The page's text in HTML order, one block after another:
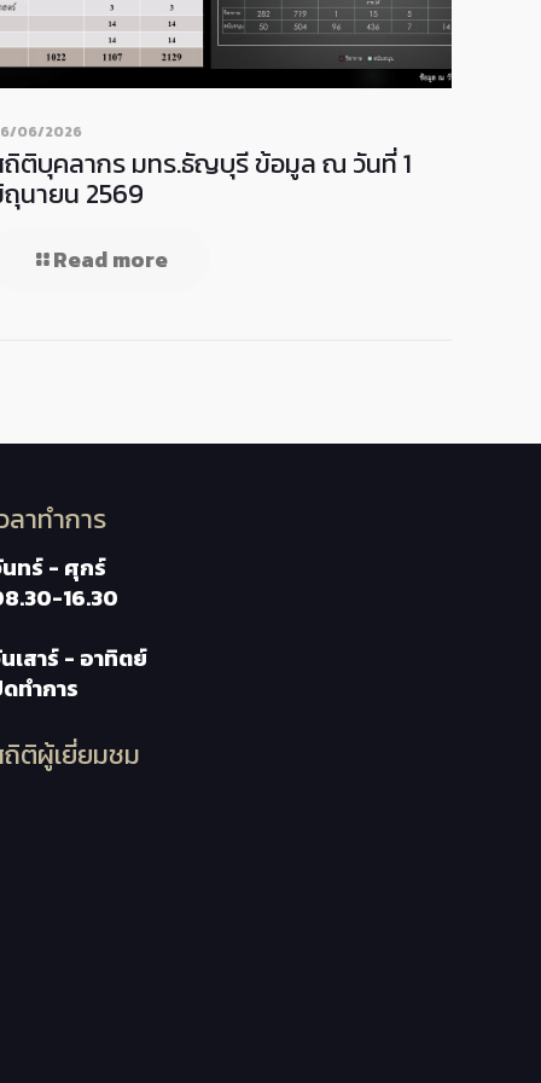
06/2026
ติบุคลากร มทร.ธัญบุรี ข้อมูล ณ วันที่ 1
นายน 2569
Read more
ลาทำการ
ทร์ - ศุกร์
16.30
เสาร์ - อาทิตย์
ทำการ
ติผู้เยี่ยมชม